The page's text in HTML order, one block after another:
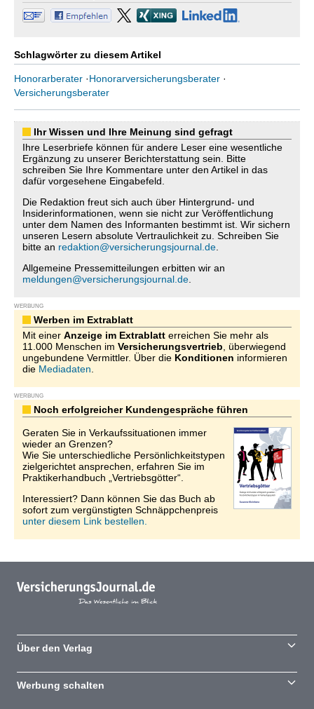
Schlagwörter zu diesem Artikel
Honorarberater ·Honorarversicherungsberater ·
Versicherungsberater
Ihr Wissen und Ihre Meinung sind gefragt
Ihre Leserbriefe können für andere Leser eine wesentliche
Ergänzung zu unserer Berichterstattung sein. Bitte
schreiben Sie Ihre Kommentare unter den Artikel in das
dafür vorgesehene Eingabefeld.
Die Redaktion freut sich auch über Hintergrund- und
Insiderinformationen, wenn sie nicht zur Veröffentlichung
unter dem Namen des Informanten bestimmt ist. Wir sichern
unseren Lesern absolute Vertraulichkeit zu. Schreiben Sie
bitte an redaktion@versicherungsjournal.de
Allgemeine Pressemitteilungen erbitten wir an
meldungen@versicherungsjournal.de
WERBUNG
Werben im Extrablatt
Mit einer Anzeige im Extrablatt erreichen Sie mehr als
11.000 Menschen im Versicherungsvertrieb , überwiegend
ungebundene Vermittler. Über die Konditionen informieren
die Mediadaten
WERBUNG
Noch erfolgreicher Kundengespräche führen
Geraten Sie in Verkaufssituationen immer
wieder an Grenzen?
Wie Sie unterschiedliche Persönlichkeitstypen
zielgerichtet ansprechen, erfahren Sie im
Praktikerhandbuch „Vertriebsgötter“.
Interessiert? Dann können Sie das Buch ab
sofort zum vergünstigten Schnäppchenpreis
unter diesem Link bestellen.
Über den Verlag
Werbung schalten